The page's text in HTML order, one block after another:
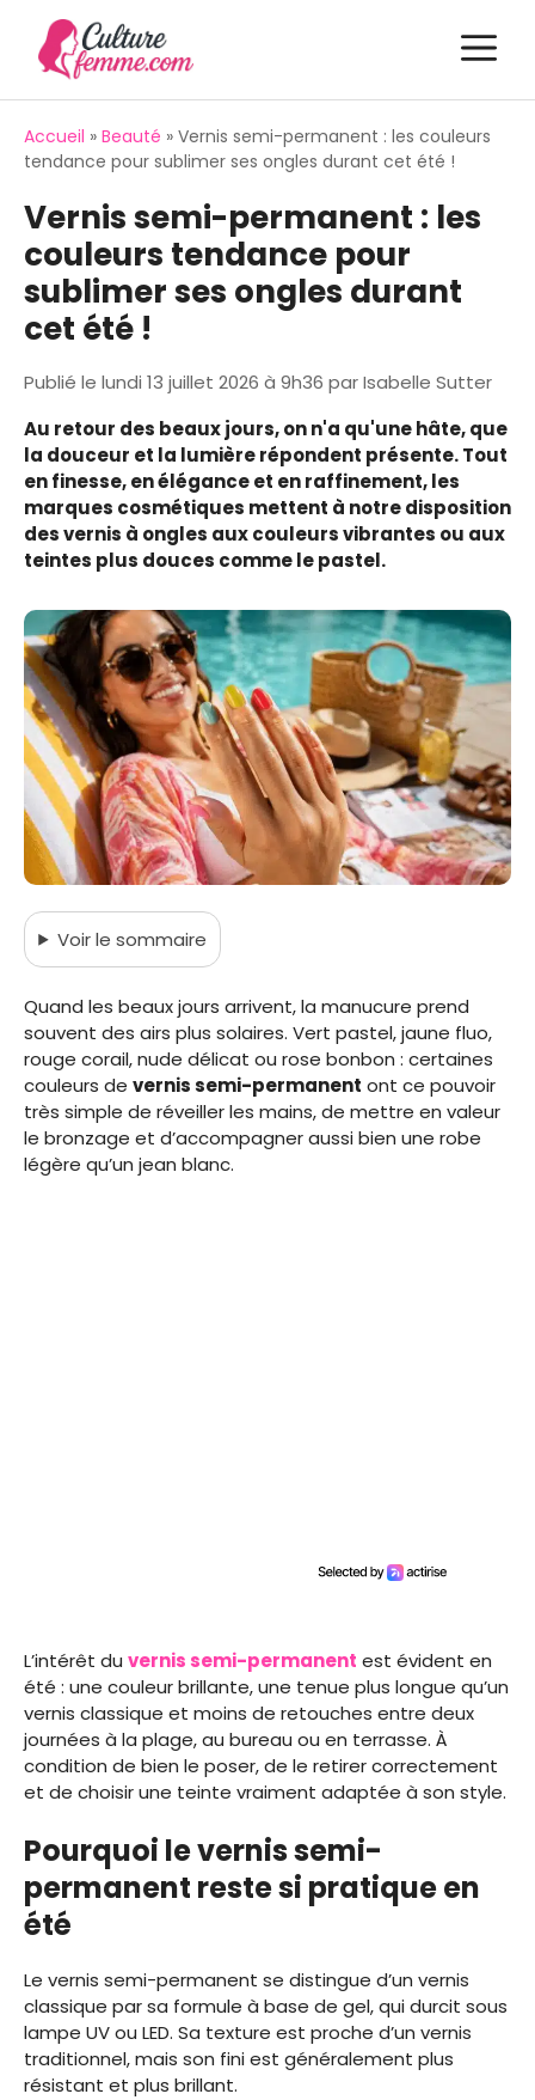
contenu
Accueil » Beauté » Vernis semi-permanent : les couleurs
tendance pour sublimer ses ongles durant cet été !
Vernis semi-permanent : les
couleurs tendance pour
sublimer ses ongles durant
cet été !
Publié le lundi 13 juillet 2026 à 9h36 parIsabelle Sutter
Au retour des beaux jours, on n'a qu'une hâte, que
la douceur et la lumière répondent présente. Tout
en finesse, en élégance et en raffinement, les
marques cosmétiques mettent à notre disposition
des vernis à ongles aux couleurs vibrantes ou aux
teintes plus douces comme le pastel.
Voirle sommaire
Quand les beaux jours arrivent, la manucure prend
souvent des airs plus solaires. Vert pastel, jaune fluo,
rouge corail, nude délicat ou rose bonbon : certaines
couleurs de vernis semi-permanent ont ce pouvoir
très simple de réveiller les mains, de mettre en valeur
le bronzage et d’accompagner aussi bien une robe
légère qu’un jean blanc.
L’intérêt du vernis semi-permanent est évident en
été : une couleur brillante, une tenue plus longue qu’un
vernis classique et moins de retouches entre deux
journées à la plage, au bureau ou en terrasse. À
condition de bien le poser, de le retirer correctement
et de choisir une teinte vraiment adaptée à son style.
Pourquoi le vernis semi-
permanent reste si pratique en
été
Le vernis semi-permanent se distingue d’un vernis
classique par sa formule à base de gel, qui durcit sous
lampe UV ou LED. Sa texture est proche d’un vernis
traditionnel, mais son fini est généralement plus
résistant et plus brillant.